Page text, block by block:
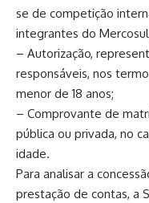
se de competição
integrantes do
– Autorização,
responsáveis, nos
menor de 18 anos;
– Comprovante de
pública ou privada, no
idade.
Para analisar a
prestação de contas, a